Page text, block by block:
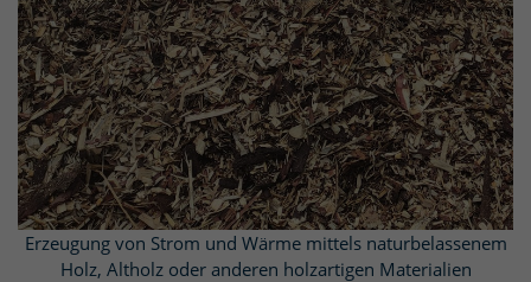
Erzeugung von Strom und Wärme mittels naturbelassenem
Holz, Altholz oder anderen holzartigen Materialien
ApolloKRC (einstufige Pumpe) in einem
Biomasseheizkraftwerk.
Erzeugung von Wärme und Strom mittels Müllverbrennung.